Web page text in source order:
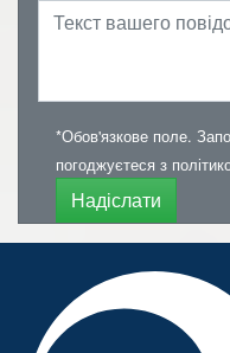
*Обов'язкове поле.
погоджуєтеся з
Надіслати